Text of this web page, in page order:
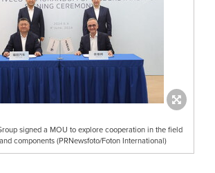
signed a MOU to explore cooperation in the field
components (PRNewsfoto/Foton International)